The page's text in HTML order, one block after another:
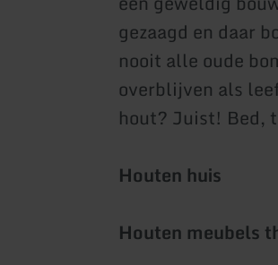
gezaagd en daar
nooit alle oude
overblijven als
hout? Juist! Bed,
Houten huis
Houten meubels